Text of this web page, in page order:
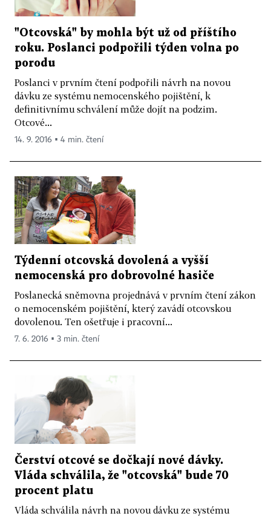
"Otcovská" by mohla být už od příštího
roku. Poslanci podpořili týden volna po
porodu
Poslanci v prvním čtení podpořili návrh na novou
dávku ze systému nemocenského pojištění, k
definitivnímu schválení může dojít na podzim.
Otcové...
14. 9. 2016 ▪ 4 min. čtení
Týdenní otcovská dovolená a vyšší
nemocenská pro dobrovolné hasiče
Poslanecká sněmovna projednává v prvním čtení zákon
o nemocenském pojištění, který zavádí otcovskou
dovolenou. Ten ošetřuje i pracovní...
7. 6. 2016 ▪ 3 min. čtení
Čerství otcové se dočkají nové dávky.
Vláda schválila, že "otcovská" bude 70
procent platu
Vláda schválila návrh na novou dávku ze systému